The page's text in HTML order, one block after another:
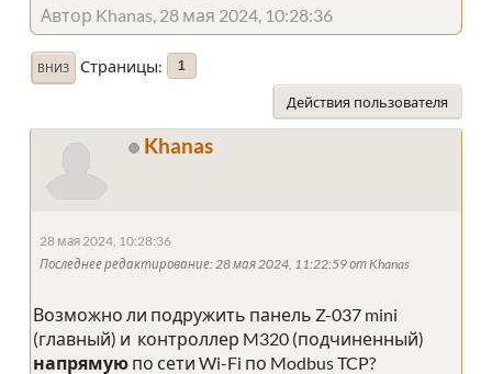
Автор Khanas, 28 мая 2024, 10:28:36
ВНИЗ Страницы 1
Действия пользователя
Khanas
28 мая 2024, 10:28:36
Последнее редактирование: 28 мая 2024, 11:22:59 от Khanas
Возможно ли подружить панель Z-037 mini
(главный) и контроллер M320 (подчиненный)
напрямую по сети Wi-Fi по Modbus TCP?